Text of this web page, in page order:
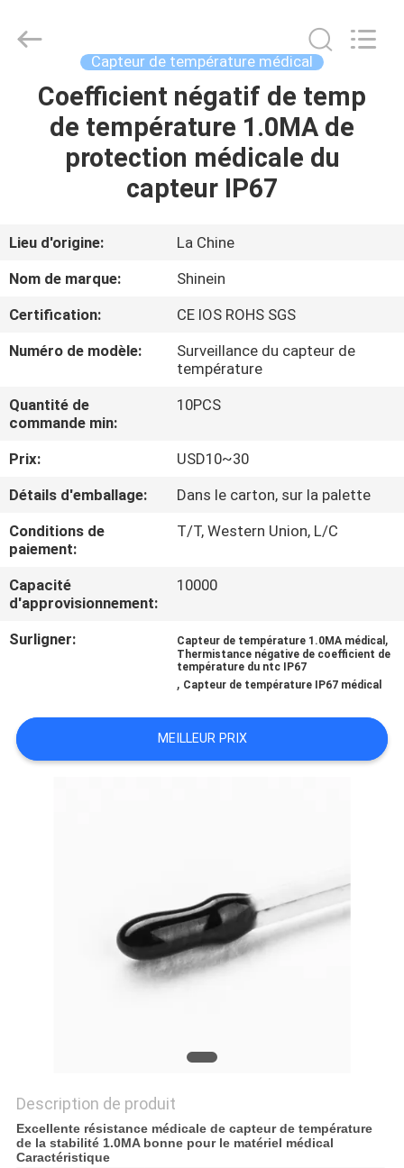
MAISON
PRODUITS
SUJET
DE
NOUS
VISITE
D'USINE
CONTRÔLE
QUALITÉ
CONTACTEZ-
NOUS
NOUVELLES
DEMANDEZ
Electornics
Technology
Reserved.
Capteur de température médical
Coefficient négatif de temp
de température 1.0MA de
protection médicale du
capteur IP67
Lieu d'origine:
La Chine
Nom de marque:
Shinein
Certification:
CE IOS ROHS SGS
Numéro de modèle:
Surveillance du capteur de
température
Quantité de
commande min:
10PCS
Prix:
USD10~30
Détails d'emballage:
Dans le carton, sur la palette
Conditions de
paiement:
T/T, Western Union, L/C
Capacité
d'approvisionnement:
10000
Surligner: Capteur de température 1.0MA médical ,
Thermistance négative de coefficient de
température du ntc IP67
, Capteur de température IP67 médical
MEILLEUR PRIX
Description de produit
Excellente résistance médicale de capteur de température
de la stabilité 1.0MA bonne pour le matériel médical
Caractéristique